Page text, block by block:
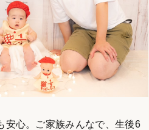
安心。ご家族みんなで、生後6